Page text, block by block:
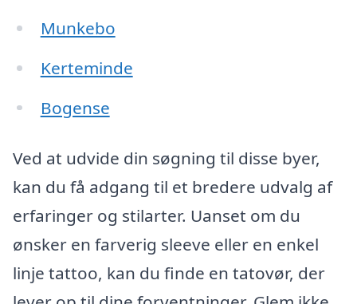
Munkebo
Kerteminde
Bogense
Ved at udvide din søgning til disse byer,
kan du få adgang til et bredere udvalg af
erfaringer og stilarter. Uanset om du
ønsker en farverig sleeve eller en enkel
linje tattoo, kan du finde en tatovør, der